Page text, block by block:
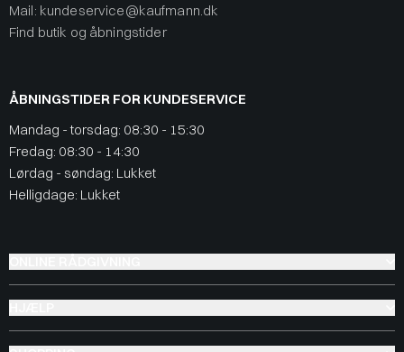
Mail: kundeservice@kaufmann.dk
Find butik og åbningstider
ÅBNINGSTIDER FOR KUNDESERVICE
Mandag - torsdag: 08:30 - 15:30
Fredag: 08:30 - 14:30
Lørdag - søndag: Lukket
Helligdage: Lukket